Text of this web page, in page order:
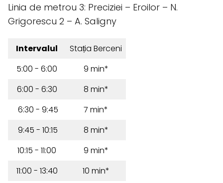
Linia de metrou 3: Preciziei – Eroilor – N.
Grigorescu 2 – A. Saligny
Intervalul
Stația Berceni
5:00 - 6:00
9 min*
6:00 - 6:30
8 min*
6:30 - 9:45
7 min*
9:45 - 10:15
8 min*
10:15 - 11:00
9 min*
11:00 - 13:40
10 min*